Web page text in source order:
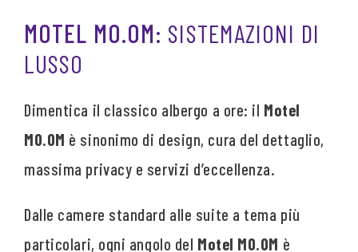
MOTEL MO.OM: SISTEMAZIONI DI
LUSSO
Dimentica il classico albergo a ore: il Motel
MO.OM è sinonimo di design, cura del dettaglio,
massima privacy e servizi d’eccellenza.
Dalle camere standard alle suite a tema più
particolari, ogni angolo del Motel MO.OM è